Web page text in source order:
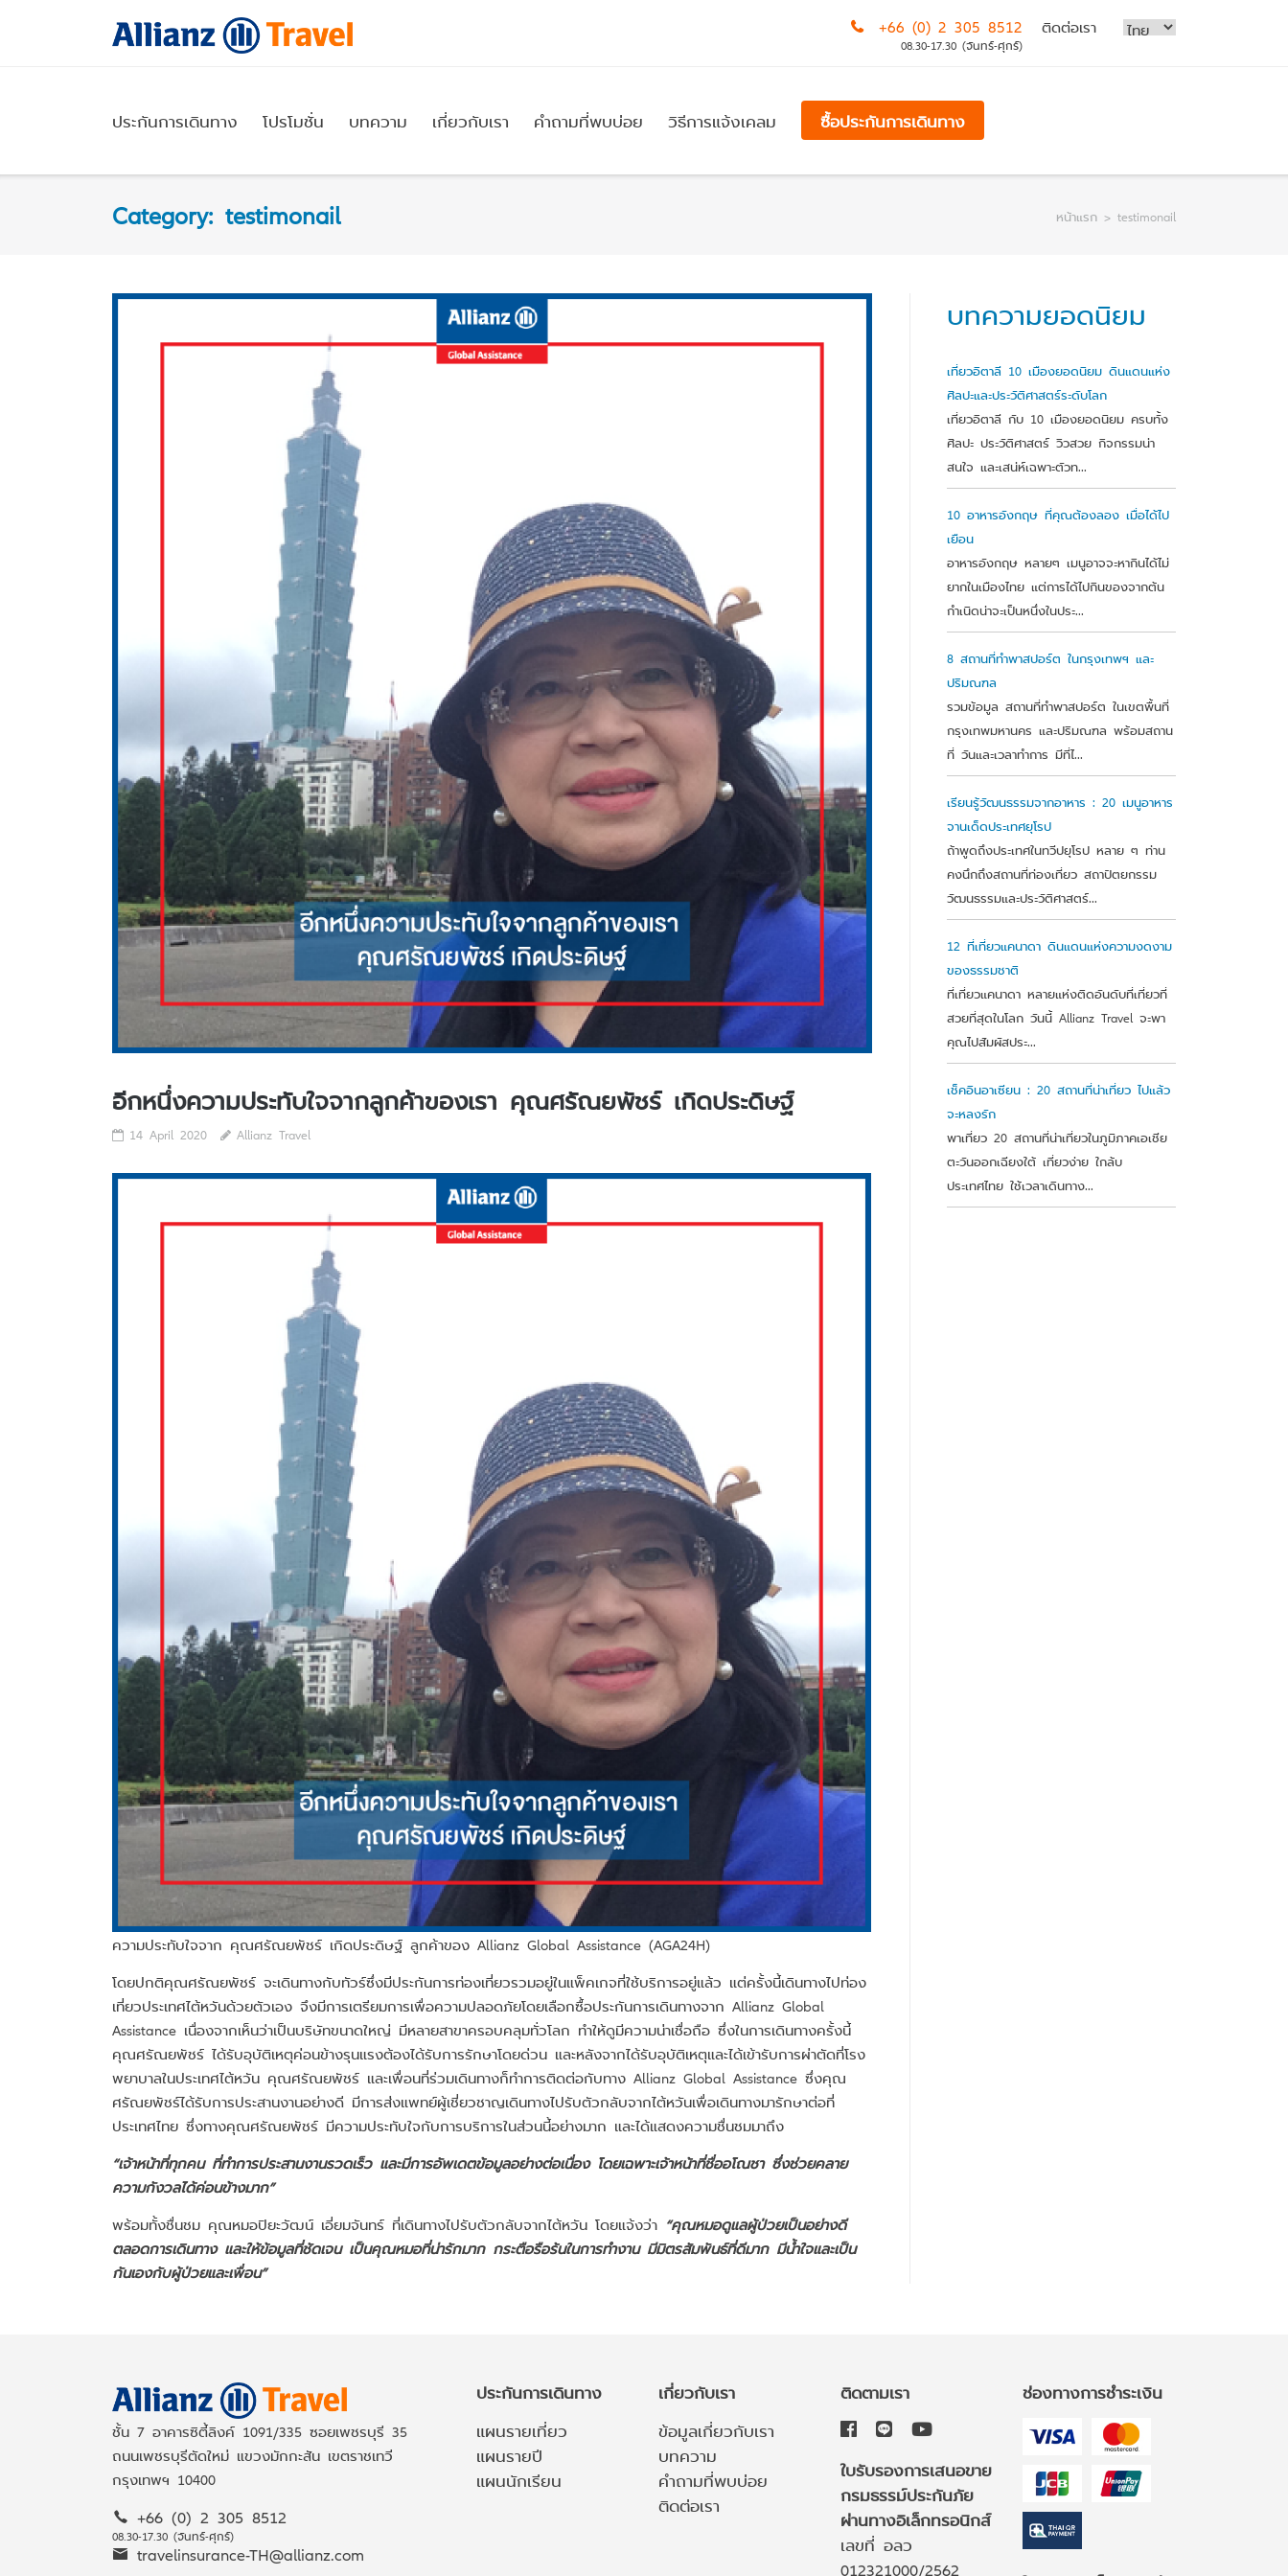
+66 (0) 2 305 8512
08.30-17.30 (จันทร์-ศุกร์)
ติดต่อเรา
ประกันการเดินทาง โปรโมชั่น บทความ เกี่ยวกับเรา คำถามที่พบบ่อย วิธีการแจ้งเคลม ซื้อประกันการเดินทาง
Category: testimonail หน้าแรก > testimonail
อีกหนึ่งความประทับใจจากลูกค้าของเรา คุณศรัณยพัชร์ เกิดประดิษฐ์
14 April 2020 Allianz Travel
ความประทับใจจาก คุณศรัณยพัชร์ เกิดประดิษฐ์ ลูกค้าของ Allianz Global Assistance (AGA24H)
โดยปกติคุณศรัณยพัชร์ จะเดินทางกับทัวร์ซึ่งมีประกันการท่องเที่ยวรวมอยู่ในแพ็คเกจที่ใช้บริการอยู่แล้ว แต่ครั้งนี้เดินทางไปท่อง
เที่ยวประเทศไต้หวันด้วยตัวเอง จึงมีการเตรียมการเพื่อความปลอดภัยโดยเลือกซื้อประกันการเดินทางจาก Allianz Global
Assistance เนื่องจากเห็นว่าเป็นบริษัทขนาดใหญ่ มีหลายสาขาครอบคลุมทั่วโลก ทำให้ดูมีความน่าเชื่อถือ ซึ่งในการเดินทางครั้งนี้
คุณศรัณยพัชร์ ได้รับอุบัติเหตุค่อนข้างรุนแรงต้องได้รับการรักษาโดยด่วน และหลังจากได้รับอุบัติเหตุและได้เข้ารับการผ่าตัดที่โรง
พยาบาลในประเทศไต้หวัน คุณศรัณยพัชร์ และเพื่อนที่ร่วมเดินทางก็ทำการติดต่อกับทาง Allianz Global Assistance ซึ่งคุณ
ศรัณยพัชร์ได้รับการประสานงานอย่างดี มีการส่งแพทย์ผู้เชี่ยวชาญเดินทางไปรับตัวกลับจากไต้หวันเพื่อเดินทางมารักษาต่อที่
ประเทศไทย ซึ่งทางคุณศรัณยพัชร์ มีความประทับใจกับการบริการในส่วนนี้อย่างมาก และได้แสดงความชื่นชมมาถึง
“เจ้าหน้าที่ทุกคน ที่ทำการประสานงานรวดเร็ว และมีการอัพเดตข้อมูลอย่างต่อเนื่อง โดยเฉพาะเจ้าหน้าที่ชื่ออโณชา ซึ่งช่วยคลาย
ความกังวลได้ค่อนข้างมาก”
พร้อมทั้งชื่นชม คุณหมอปิยะวัฒน์ เอี่ยมจันทร์ ที่เดินทางไปรับตัวกลับจากไต้หวัน โดยแจ้งว่า
“คุณหมอดูแลผู้ป่วยเป็นอย่างดี
ตลอดการเดินทาง และให้ข้อมูลที่ชัดเจน เป็นคุณหมอที่น่ารักมาก กระตือรือร้นในการทำงาน มีมิตรสัมพันธ์ที่ดีมาก มีน้ำใจและเป็น
กันเองกับผู้ป่วยและเพื่อน”
บทความยอดนิยม
เที่ยวอิตาลี 10 เมืองยอดนิยม ดินแดนแห่ง
ศิลปะและประวัติศาสตร์ระดับโลก
เที่ยวอิตาลี กับ 10 เมืองยอดนิยม ครบทั้ง
ศิลปะ ประวัติศาสตร์ วิวสวย กิจกรรมน่า
สนใจ และเสน่ห์เฉพาะตัวท...
10 อาหารอังกฤษ ที่คุณต้องลอง เมื่อได้ไป
เยือน
อาหารอังกฤษ หลายๆ เมนูอาจจะหากินได้ไม่
ยากในเมืองไทย แต่การได้ไปกินของจากต้น
กำเนิดน่าจะเป็นหนึ่งในประ...
8 สถานที่ทำพาสปอร์ต ในกรุงเทพฯ และ
ปริมณฑล
รวมข้อมูล สถานที่ทำพาสปอร์ต ในเขตพื้นที่
กรุงเทพมหานคร และปริมณฑล พร้อมสถาน
ที่ วันและเวลาทำการ มีที่ไ...
เรียนรู้วัฒนธรรมจากอาหาร : 20 เมนูอาหาร
จานเด็ดประเทศยุโรป
ถ้าพูดถึงประเทศในทวีปยุโรป หลาย ๆ ท่าน
คงนึกถึงสถานที่ท่องเที่ยว สถาปัตยกรรม
วัฒนธรรมและประวัติศาสตร์...
12 ที่เที่ยวแคนาดา ดินแดนแห่งความงดงาม
ของธรรมชาติ
ที่เที่ยวแคนาดา หลายแห่งติดอันดับที่เที่ยวที่
สวยที่สุดในโลก วันนี้ Allianz Travel จะพา
คุณไปสัมผัสประ...
เช็คอินอาเซียน : 20 สถานที่น่าเที่ยว ไปแล้ว
จะหลงรัก
พาเที่ยว 20 สถานที่น่าเที่ยวในภูมิภาคเอเชีย
ตะวันออกเฉียงใต้ เที่ยวง่าย ใกล้บ
ประเทศไทย ใช้เวลาเดินทาง...
ชั้น 7 อาคารซิตี้ลิงค์ 1091/335 ซอยเพชรบุรี 35
ถนนเพชรบุรีตัดใหม่ แขวงมักกะสัน เขตราชเทวี
กรุงเทพฯ 10400
+66 (0) 2 305 8512
08.30-17.30 (จันทร์-ศุกร์)
travelinsurance-TH@allianz.com
ประกันการเดินทาง
แผนรายเที่ยว
แผนรายปี
แผนนักเรียน
เกี่ยวกับเรา
ข้อมูลเกี่ยวกับเรา
บทความ
คำถามที่พบบ่อย
ติดต่อเรา
ติดตามเรา
ใบรับรองการเสนอขาย
กรมธรรม์ประกันภัย
ผ่านทางอิเล็กทรอนิกส์
เลขที่ อลว
012321000/2562
ช่องทางการชำระเงิน